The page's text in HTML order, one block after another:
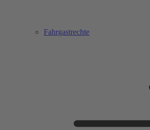
Fahrgastrechte